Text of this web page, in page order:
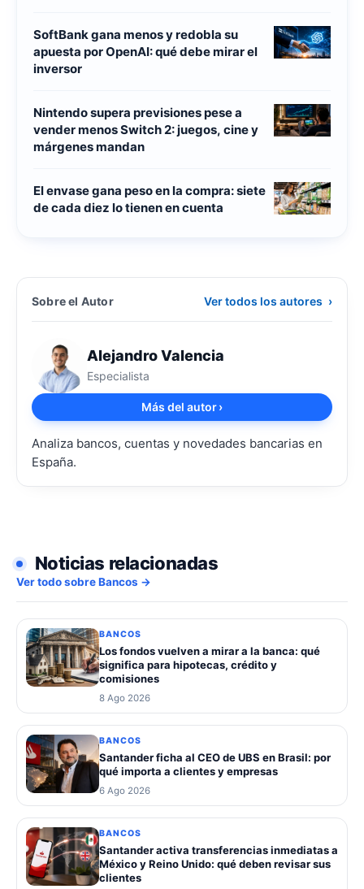
SoftBank gana menos y redobla su
apuesta por OpenAI: qué debe mirar el
inversor
Nintendo supera previsiones pese a
vender menos Switch 2: juegos, cine y
márgenes mandan
El envase gana peso en la compra: siete
de cada diez lo tienen en cuenta
Sobre el Autor Ver todos los autores ›
Alejandro Valencia
Especialista
Más del autor›
Analiza bancos, cuentas y novedades bancarias en
España.
Noticias relacionadas
Ver todo sobre Bancos →
BANCOS
Los fondos vuelven a mirar a la banca: qué
significa para hipotecas, crédito y
comisiones
8 Ago 2026
BANCOS
Santander ficha al CEO de UBS en Brasil: por
qué importa a clientes y empresas
6 Ago 2026
BANCOS
Santander activa transferencias inmediatas a
México y Reino Unido: qué deben revisar sus
clientes